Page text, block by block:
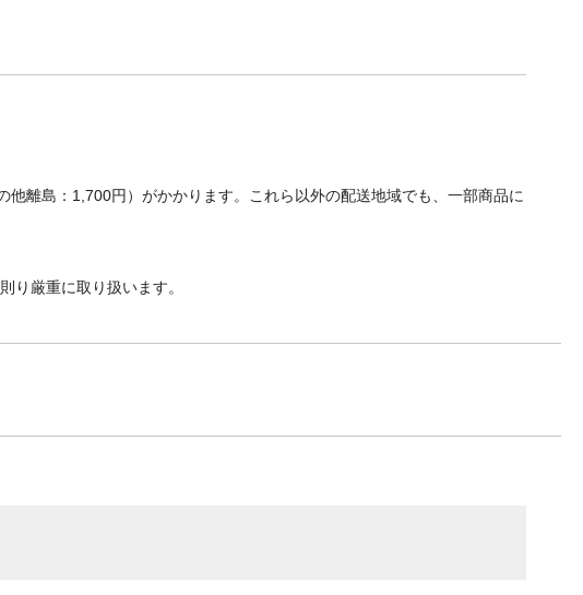
離島：1,700円）がかかります。これら以外の配送地域でも、一部商品に
り厳重に取り扱います。